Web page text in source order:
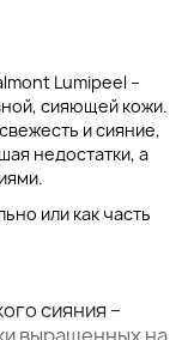
Lumipeel –
сияющей кожи.
и сияние,
недостатки, а
или как часть
сияния –